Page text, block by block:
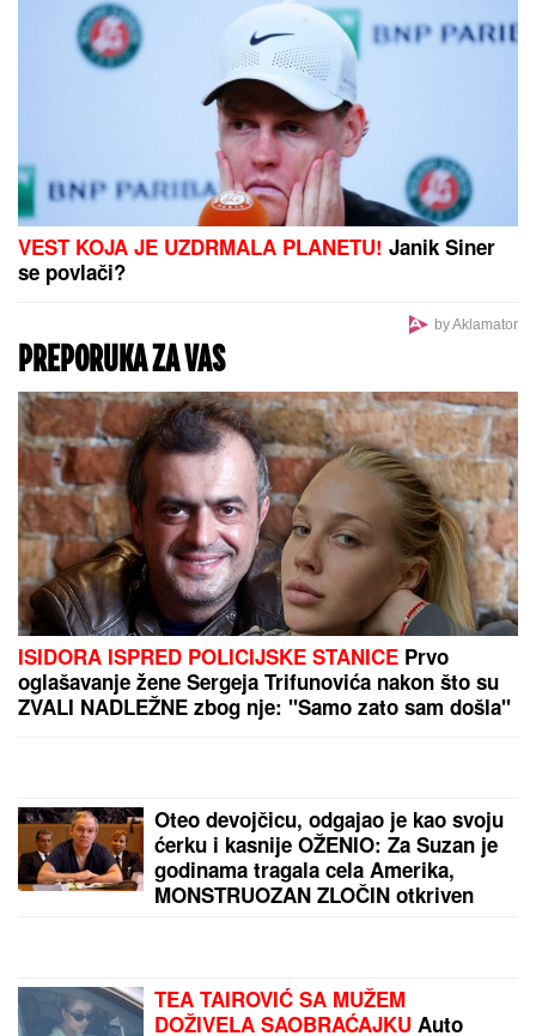
"ZAŠTO JA OTVARAM GRANICE SA
EVROPLjANIMA? ODGOVOR JE PROST" Lukašenko
majstorski odgovorio kako "kupuje" građane EU
IZVEŠTAJ SA FRONTA: VSUizgubio
skor 10.000 vojnika, pogođena 34
broda sa vojnim teretom kod Odese
DRAMA NA AUTO-PUTU KOD NIŠA
Zapalio se automobil, saobraćaj
BLOKIRAN (VIDEO)
Karlos prolazi kroz nikad veću dramu: "Alkaras
mora da otkaže učešće na US Openu"
GRUPNA IZLOŽBA "IDENTITETI" U BLOK GALERIJI
: Više lica istine